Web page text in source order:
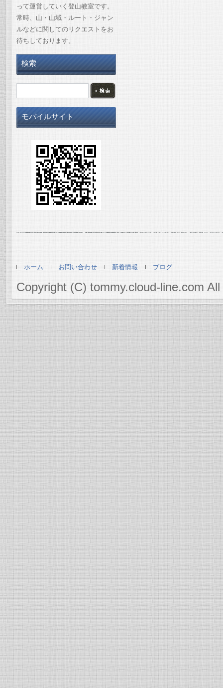
って運営していく登山教室です。
常時、山・山域・ルート・ジャン
ルなどに関してのリクエストをお
待ちしております。
検索
モバイルサイト
ホーム お問い合わせ 新着情報 ブログ
Copyright (C) tommy.cloud-line.com